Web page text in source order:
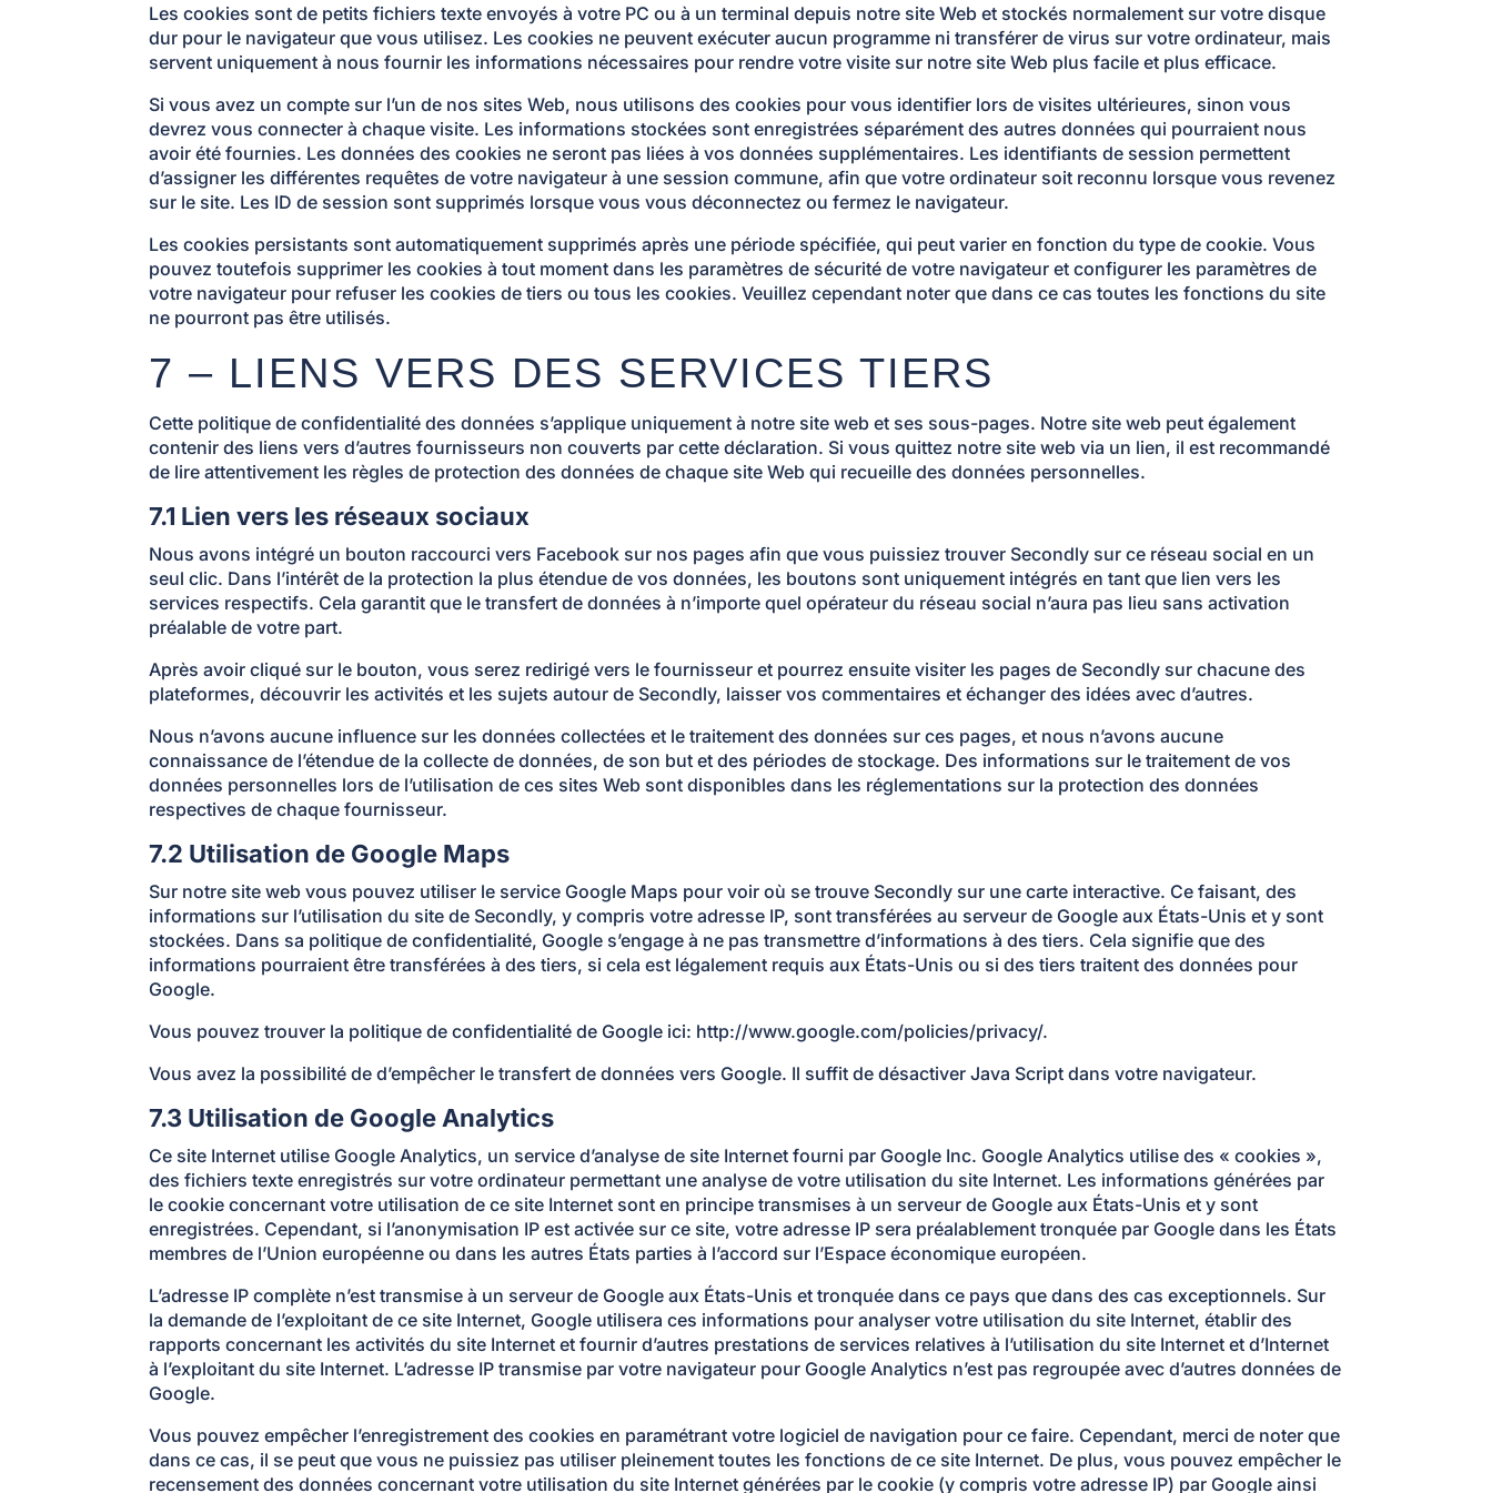
Les cookies sont de petits fichiers texte envoyés à votre PC ou à un terminal depuis notre site Web et stockés normalement sur votre disque
dur pour le navigateur que vous utilisez. Les cookies ne peuvent exécuter aucun programme ni transférer de virus sur votre ordinateur, mais
servent uniquement à nous fournir les informations nécessaires pour rendre votre visite sur notre site Web plus facile et plus efficace.
Si vous avez un compte sur l’un de nos sites Web, nous utilisons des cookies pour vous identifier lors de visites ultérieures, sinon vous
devrez vous connecter à chaque visite. Les informations stockées sont enregistrées séparément des autres données qui pourraient nous
avoir été fournies. Les données des cookies ne seront pas liées à vos données supplémentaires. Les identifiants de session permettent
d’assigner les différentes requêtes de votre navigateur à une session commune, afin que votre ordinateur soit reconnu lorsque vous revenez
sur le site. Les ID de session sont supprimés lorsque vous vous déconnectez ou fermez le navigateur.
Les cookies persistants sont automatiquement supprimés après une période spécifiée, qui peut varier en fonction du type de cookie. Vous
pouvez toutefois supprimer les cookies à tout moment dans les paramètres de sécurité de votre navigateur et configurer les paramètres de
votre navigateur pour refuser les cookies de tiers ou tous les cookies. Veuillez cependant noter que dans ce cas toutes les fonctions du site
ne pourront pas être utilisés.
7 – LIENS VERS DES SERVICES TIERS
Cette politique de confidentialité des données s’applique uniquement à notre site web et ses sous-pages. Notre site web peut également
contenir des liens vers d’autres fournisseurs non couverts par cette déclaration. Si vous quittez notre site web via un lien, il est recommandé
de lire attentivement les règles de protection des données de chaque site Web qui recueille des données personnelles.
7.1 Lien vers les réseaux sociaux
Nous avons intégré un bouton raccourci vers Facebook sur nos pages afin que vous puissiez trouver Secondly sur ce réseau social en un
seul clic. Dans l’intérêt de la protection la plus étendue de vos données, les boutons sont uniquement intégrés en tant que lien vers les
services respectifs. Cela garantit que le transfert de données à n’importe quel opérateur du réseau social n’aura pas lieu sans activation
préalable de votre part.
Après avoir cliqué sur le bouton, vous serez redirigé vers le fournisseur et pourrez ensuite visiter les pages de Secondly sur chacune des
plateformes, découvrir les activités et les sujets autour de Secondly, laisser vos commentaires et échanger des idées avec d’autres.
Nous n’avons aucune influence sur les données collectées et le traitement des données sur ces pages, et nous n’avons aucune
connaissance de l’étendue de la collecte de données, de son but et des périodes de stockage. Des informations sur le traitement de vos
données personnelles lors de l’utilisation de ces sites Web sont disponibles dans les réglementations sur la protection des données
respectives de chaque fournisseur.
7.2 Utilisation de Google Maps
Sur notre site web vous pouvez utiliser le service Google Maps pour voir où se trouve Secondly sur une carte interactive. Ce faisant, des
informations sur l’utilisation du site de Secondly, y compris votre adresse IP, sont transférées au serveur de Google aux États-Unis et y sont
stockées. Dans sa politique de confidentialité, Google s’engage à ne pas transmettre d’informations à des tiers. Cela signifie que des
informations pourraient être transférées à des tiers, si cela est légalement requis aux États-Unis ou si des tiers traitent des données pour
Google.
Vous pouvez trouver la politique de confidentialité de Google ici: http://www.google.com/policies/privacy/.
Vous avez la possibilité de d’empêcher le transfert de données vers Google. Il suffit de désactiver Java Script dans votre navigateur.
7.3 Utilisation de Google Analytics
Ce site Internet utilise Google Analytics, un service d’analyse de site Internet fourni par Google Inc. Google Analytics utilise des « cookies »,
des fichiers texte enregistrés sur votre ordinateur permettant une analyse de votre utilisation du site Internet. Les informations générées par
le cookie concernant votre utilisation de ce site Internet sont en principe transmises à un serveur de Google aux États-Unis et y sont
enregistrées. Cependant, si l’anonymisation IP est activée sur ce site, votre adresse IP sera préalablement tronquée par Google dans les États
membres de l’Union européenne ou dans les autres États parties à l’accord sur l’Espace économique européen.
L’adresse IP complète n’est transmise à un serveur de Google aux États-Unis et tronquée dans ce pays que dans des cas exceptionnels. Sur
la demande de l’exploitant de ce site Internet, Google utilisera ces informations pour analyser votre utilisation du site Internet, établir des
rapports concernant les activités du site Internet et fournir d’autres prestations de services relatives à l’utilisation du site Internet et d’Internet
à l’exploitant du site Internet. L’adresse IP transmise par votre navigateur pour Google Analytics n’est pas regroupée avec d’autres données de
Google.
Vous pouvez empêcher l’enregistrement des cookies en paramétrant votre logiciel de navigation pour ce faire. Cependant, merci de noter que
dans ce cas, il se peut que vous ne puissiez pas utiliser pleinement toutes les fonctions de ce site Internet. De plus, vous pouvez empêcher le
recensement des données concernant votre utilisation du site Internet générées par le cookie (y compris votre adresse IP) par Google ainsi